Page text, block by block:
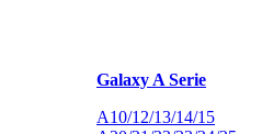
Galaxy A Serie
A10/12/13/14/15